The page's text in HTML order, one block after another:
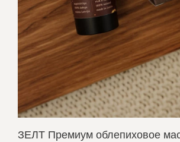
ЗЕЛТ Премиум oблепиховое